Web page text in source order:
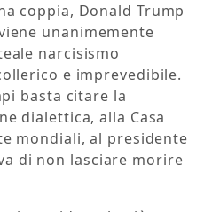
coppia, Donald Trump
unanimemente
narcisismo
e imprevedibile.
basta citare la
dialettica, alla Casa
mondiali, al presidente
di non lasciare morire